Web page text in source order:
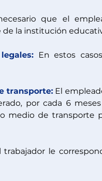
que el
de la institución
En estos
transporte: El
por cada 6
medio de transporte
trabajador le